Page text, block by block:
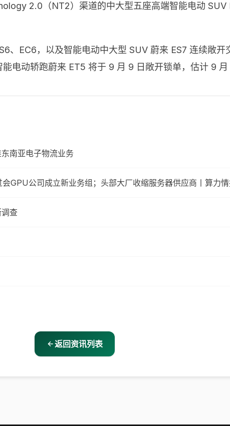
2.0（NT2）渠道的中大型五座高端智能电动 SUV
、EC6，以及智能电动中大型 SUV 蔚来 ES7 连续敞开
电动轿跑蔚来 ET5 将于 9 月 9 日敞开锁单，估计 9 月
南亚电子物流业务
GPU公司成立新业务组；头部大厂收缩服务器供应商丨算力
查
返回资讯列表